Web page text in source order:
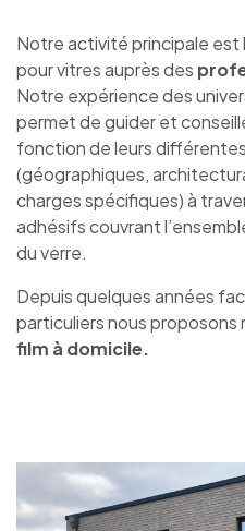
Notre activité principale est
pour vitres auprès des
Notre expérience des
permet de guider et
fonction de leurs
(géographiques,
charges spécifiques) à
adhésifs couvrant
du verre.
Depuis quelques années
particuliers nous proposons
film à domicile.